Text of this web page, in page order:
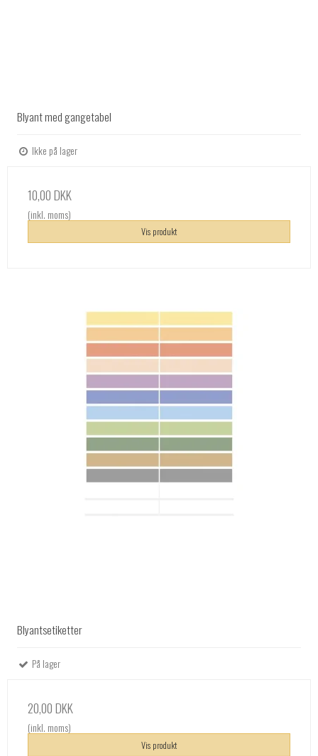
Blyant med gangetabel
Ikke på lager
10,00 DKK
(inkl. moms)
Vis produkt
Blyantsetiketter
På lager
20,00 DKK
(inkl. moms)
Vis produkt